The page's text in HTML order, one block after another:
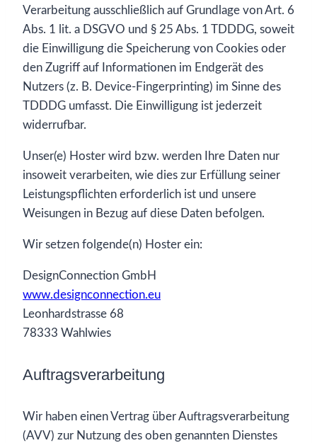
Verarbeitung ausschließlich auf Grundlage von Art. 6
Abs. 1 lit. a DSGVO und § 25 Abs. 1 TDDDG, soweit
die Einwilligung die Speicherung von Cookies oder
den Zugriff auf Informationen im Endgerät des
Nutzers (z. B. Device-Fingerprinting) im Sinne des
TDDDG umfasst. Die Einwilligung ist jederzeit
widerrufbar.
Unser(e) Hoster wird bzw. werden Ihre Daten nur
insoweit verarbeiten, wie dies zur Erfüllung seiner
Leistungspflichten erforderlich ist und unsere
Weisungen in Bezug auf diese Daten befolgen.
Wir setzen folgende(n) Hoster ein:
DesignConnection GmbH
www.designconnection.eu
Leonhardstrasse 68
78333 Wahlwies
Auftragsverarbeitung
Wir haben einen Vertrag über Auftragsverarbeitung
(AVV) zur Nutzung des oben genannten Dienstes